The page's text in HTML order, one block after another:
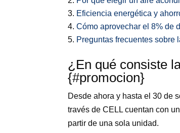
Eficiencia energética y
Cómo aprovechar el 8% de
Preguntas frecuentes sobre
¿En qué consiste
{#promocion}
Desde ahora y hasta el 30 de
través de CELL cuentan con
partir de una sola unidad.